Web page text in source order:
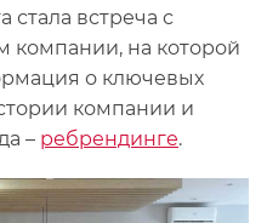
стала встреча с
компании, на которой
о ключевых
компании и
– ребрендинге.